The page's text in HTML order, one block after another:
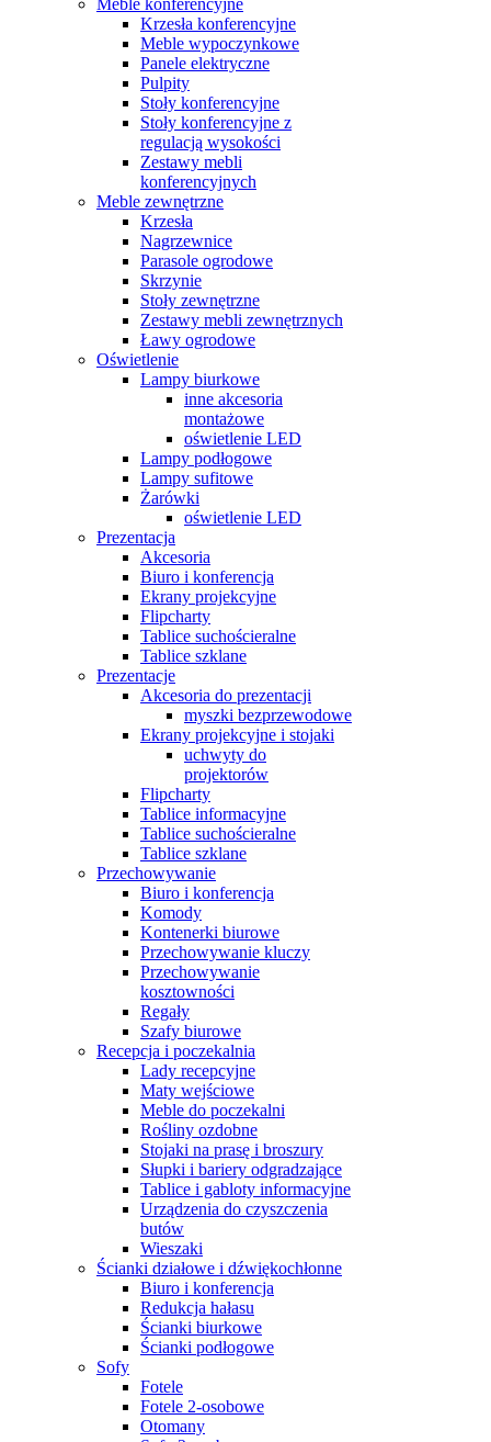
Krzesła konferencyjne
Meble wypoczynkowe
Panele elektryczne
Pulpity
Stoły konferencyjne
Stoły konferencyjne z
regulacją wysokości
Zestawy mebli
konferencyjnych
Meble zewnętrzne
Krzesła
Nagrzewnice
Parasole ogrodowe
Skrzynie
Stoły zewnętrzne
Zestawy mebli zewnętrznych
Ławy ogrodowe
Oświetlenie
Lampy biurkowe
inne akcesoria
montażowe
oświetlenie LED
Lampy podłogowe
Lampy sufitowe
Żarówki
oświetlenie LED
Prezentacja
Akcesoria
Biuro i konferencja
Ekrany projekcyjne
Flipcharty
Tablice suchościeralne
Tablice szklane
Prezentacje
Akcesoria do prezentacji
myszki bezprzewodowe
Ekrany projekcyjne i stojaki
uchwyty do
projektorów
Flipcharty
Tablice informacyjne
Tablice suchościeralne
Tablice szklane
Przechowywanie
Biuro i konferencja
Komody
Kontenerki biurowe
Przechowywanie kluczy
Przechowywanie
kosztowności
Regały
Szafy biurowe
Recepcja i poczekalnia
Lady recepcyjne
Maty wejściowe
Meble do poczekalni
Rośliny ozdobne
Stojaki na prasę i broszury
Słupki i bariery odgradzające
Tablice i gabloty informacyjne
Urządzenia do czyszczenia
butów
Wieszaki
Ścianki działowe i dźwiękochłonne
Biuro i konferencja
Redukcja hałasu
Ścianki biurkowe
Ścianki podłogowe
Sofy
Fotele
Fotele 2-osobowe
Otomany